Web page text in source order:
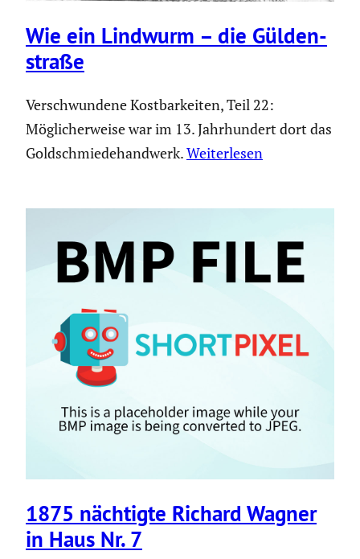
Wie ein Lindwurm – die Gülden­
straße
Verschwundene Kostbarkeiten, Teil 22:
Möglicherweise war im 13. Jahrhundert dort das
Goldschmiedehandwerk.Weiterlesen
1875 nächtigte Richard Wagner
in Haus Nr. 7